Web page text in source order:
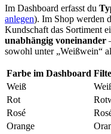
Im Dashboard erfasst du
anlegen). Im Shop werden
Kundschaft das Sortiment
unabhängig voneinander
sowohl unter „Weißwein“
Farbe im Dashboard
Weiß
Rot
Rosé
Orange